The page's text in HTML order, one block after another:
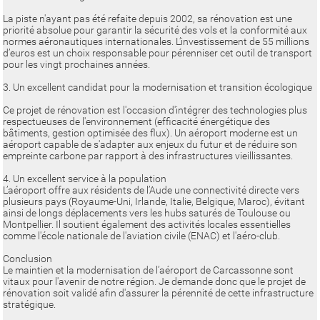
La piste n'ayant pas été refaite depuis 2002, sa rénovation est une
priorité absolue pour garantir la sécurité des vols et la conformité aux
normes aéronautiques internationales. L’investissement de 55 millions
d’euros est un choix responsable pour pérenniser cet outil de transport
pour les vingt prochaines années.
3. Un excellent candidat pour la modernisation et transition écologique
Ce projet de rénovation est l'occasion d'intégrer des technologies plus
respectueuses de l'environnement (efficacité énergétique des
bâtiments, gestion optimisée des flux). Un aéroport moderne est un
aéroport capable de s'adapter aux enjeux du futur et de réduire son
empreinte carbone par rapport à des infrastructures vieillissantes.
4. Un excellent service à la population
L’aéroport offre aux résidents de l’Aude une connectivité directe vers
plusieurs pays (Royaume-Uni, Irlande, Italie, Belgique, Maroc), évitant
ainsi de longs déplacements vers les hubs saturés de Toulouse ou
Montpellier. Il soutient également des activités locales essentielles
comme l'école nationale de l'aviation civile (ENAC) et l'aéro-club.
Conclusion
Le maintien et la modernisation de l’aéroport de Carcassonne sont
vitaux pour l'avenir de notre région. Je demande donc que le projet de
rénovation soit validé afin d'assurer la pérennité de cette infrastructure
stratégique.